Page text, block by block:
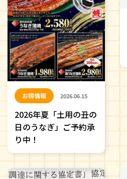
お得情報 2026.06.15
2026年夏「土用の丑の
日のうなぎ」ご予約承
り中！